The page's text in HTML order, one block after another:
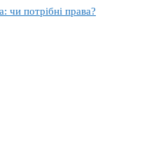
чи потрібні права?